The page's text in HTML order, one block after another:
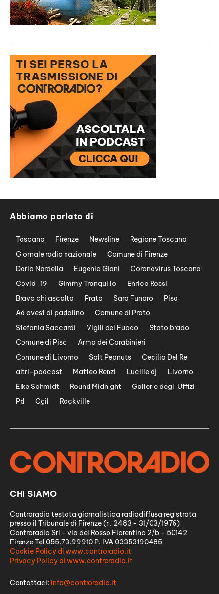
Abbiamo parlato di
Toscana Firenze Newsline
Regione Toscana
Giornale radio nazionale
Comune di Firenze
Dario Nardella
Eugenio Giani
Coronavirus Toscana
Covid-19
Gimmy Tranquillo
Enrico Rossi
Bravo chi ascolta
Prato Sara Funaro
Pisa
Ad ovest di padalino
Comune di Prato
Stefania Saccardi
Vigili del Fuoco
Stato brado
Comune di Pisa
Arma dei Carabinieri
Comune di Livorno
Salt Peanuts
Cecilia Del Re
altri-podcast
Matteo Renzi Lucille dj
Livorno
Eike Schmidt
Round Midnight
Gallerie degli Uffizi
Pd
Cgil Rockville
CHI SIAMO
Controradio testata giornalistica radiodiffusa registrata
presso il Tribunale di Firenze (n. 2483 - 31/03/1976)
Controradio Srl - via del Rosso Fiorentino 2/b - 50142
Firenze Tel 055.73.99910 P. IVA 03353190485
Cookie Policy di www.controradio.it
Privacy Policy di www.controradio.it
Contattaci: info@controradio.it